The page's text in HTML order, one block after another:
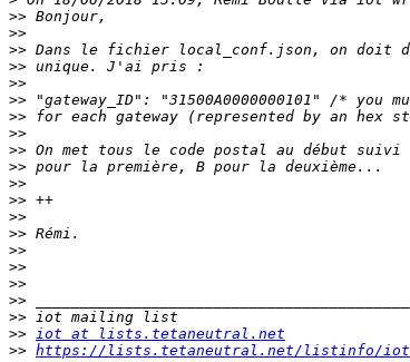
>>
>>
>>
>>
>>
>>
>>
>>
>>
>>
>>
>>
>>
>>
>>
>>
>>
>>
>>
>> iot at lists.tetaneutral.net
>> https://lists.tetaneutral.net/listinfo/iot